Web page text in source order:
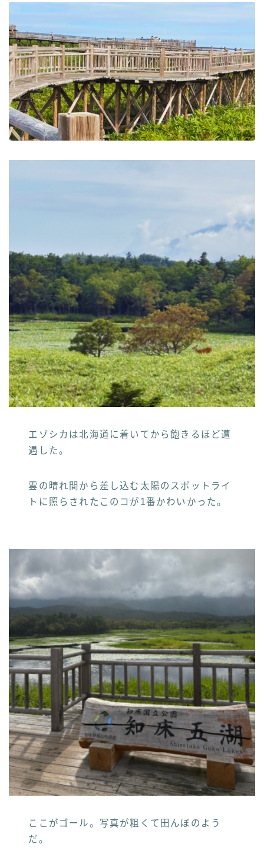
エゾシカは北海道に着いてから飽きるほど遭
遇した。
雲の晴れ間から差し込む太陽のスポットライ
トに照らされたこのコが1番かわいかった。
ここがゴール。写真が粗くて田んぼのよう
だ。